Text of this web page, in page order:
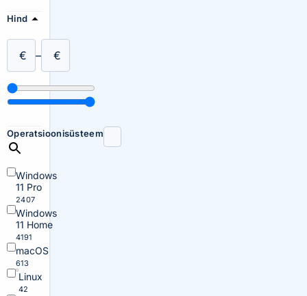
Hind
€ – €
Operatsioonisüsteem
Windows
11 Pro
2407
Windows
11 Home
4191
macOS
613
Linux
42